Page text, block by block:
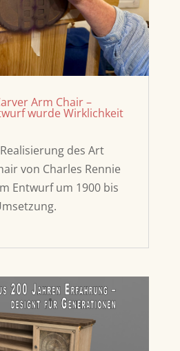
Arm Chair –
wurde Wirklichkeit
des Art
von Charles Rennie
Entwurf um 1900 bis